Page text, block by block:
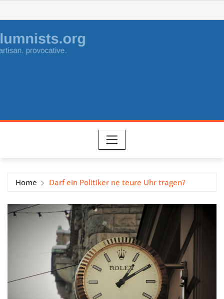
to
content
Home Darf ein Politiker ne teure Uhr tragen?